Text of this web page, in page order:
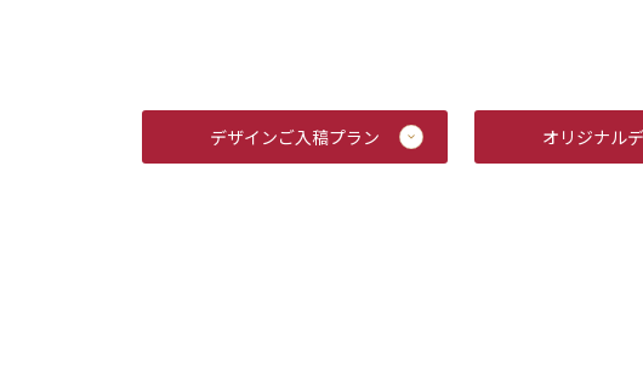
デザインご入稿プラン オリジナル